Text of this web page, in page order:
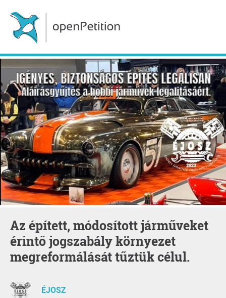
Az épített, módosított járműveket
érintő jogszabály környezet
megreformálását tűztük célul.
ÉJOSZ